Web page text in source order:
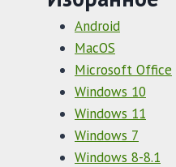
Android
MacOS
Microsoft Office
Windows 10
Windows 11
Windows 7
Windows 8-8.1